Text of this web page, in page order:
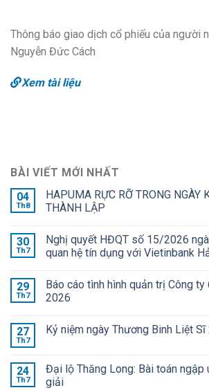
Thông báo giao dịch cổ phiếu của người
Nguyễn Đức Cách
Xem tài liệu
BÀI VIẾT MỚI NHẤT
04
Th8
HAPUMA RỰC RỠ TRONG NGÀY
THÀNH LẬP
30
Th7
Nghị quyết HĐQT số 15/2026
quan hệ tín dụng với Vietinbank
29
Th7
Báo cáo tình hình quản trị Công
2026
27
Th7
Kỷ niệm ngày Thương Binh Liệt
24
Th7
Đại lộ Thăng Long: Bài toán ngập
giải